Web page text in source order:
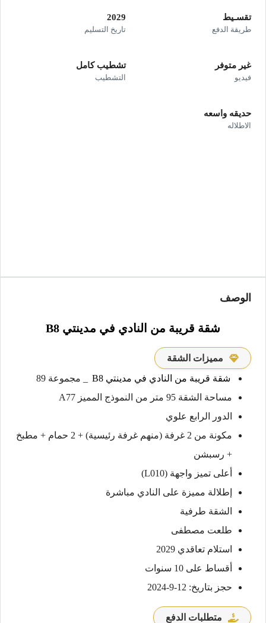
تقسـيط
طريقة الدفع
2029
تاريخ التسليم
غير متوفر
فيديو
تشطيب كامل
التشطيب
حديقه واسعه
الاطلاله
الوصف
شقة قريبة من النادي في مدينتي B8
مميزات الشقة
شقة قريبة من النادي في مدينتي B8
_ مجموعة 89
مساحة الشقة 95 متر من النموذج المميز A77
الدور الرابع علوي
مكونة من 2 غرفة (منهم غرفة رئيسية) + 2 حمام + مطبخ
+ رسبشن
أعلى تميز واجهة (L010)
إطلالة مميزة على النادي مباشرة
الشقة طرفية
طلعت مصطفى
استلام تعاقدي 2029
أقساط على 10 سنوات
حجز بتاريخ: 12-9-2024
متطلبات الدفع